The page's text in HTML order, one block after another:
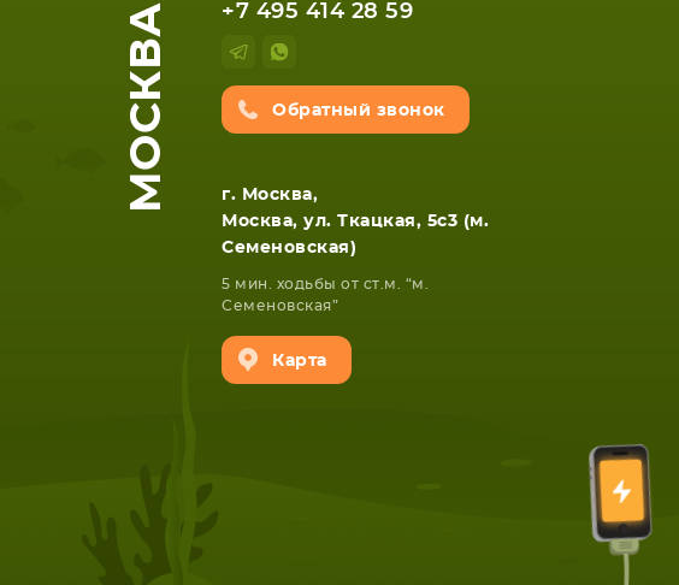
МОСКВА +7 495 414 28 59
Обратный звонок
г. Москва,
Москва, ул. Ткацкая, 5с3 (м.
Семеновская)
5 мин. ходьбы от ст.м. “м.
Семеновская”
Карта